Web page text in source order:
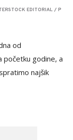
EDITORIAL / P
od
početku godine, a
najšik